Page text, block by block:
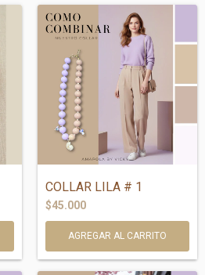
COLLAR LILA # 1
$45.000